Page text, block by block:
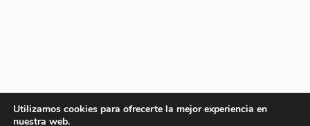
Utilizamos cookies para ofrecerte la mejor experiencia en
nuestra web.